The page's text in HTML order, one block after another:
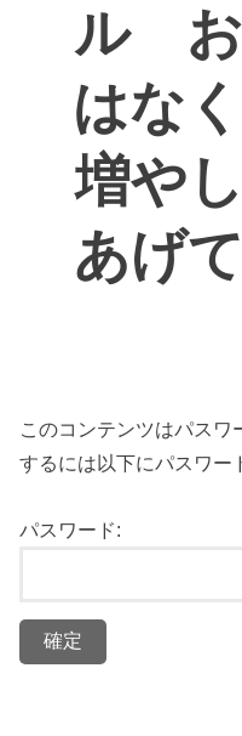
ル お
はな
増や
あげ
このコンテンツはパスワ
するには以下にパスワー
パスワード: